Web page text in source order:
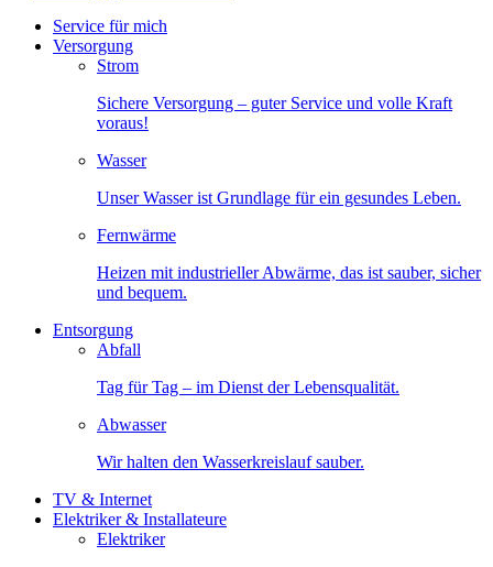
Service für mich
Versorgung
Strom
Sichere Versorgung – guter Service und volle Kraft
voraus!
Wasser
Unser Wasser ist Grundlage für ein gesundes Leben.
Fernwärme
Heizen mit industrieller Abwärme, das ist sauber, sicher
und bequem.
Entsorgung
Abfall
Tag für Tag – im Dienst der Lebensqualität.
Abwasser
Wir halten den Wasserkreislauf sauber.
TV & Internet
Elektriker & Installateure
Elektriker